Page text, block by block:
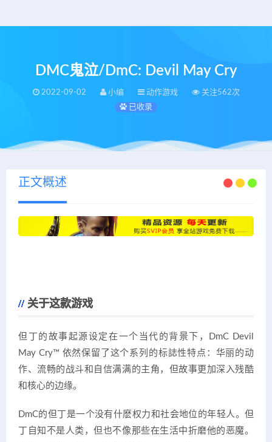
DMC鬼泣/DmC: Devil May Cry
2022-09-02 小编 动作游戏
关注562次
已收录
正文概述
关于这款游戏
但丁的故事起源设定在一个当代的背景下，DmC Devil
May Cry™ 依然保留了这个系列的标誌性特点：华丽的动
作、流畅的战斗和自信满满的主角，但故事更加深入残酷
和核心的边缘。
DmC的但丁是一个没有什麽权力和社会地位的年轻人。但
丁自知不是人类，但也不像那些在生活中折磨他的恶魔。